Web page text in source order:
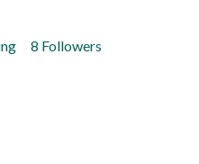
8 Followers